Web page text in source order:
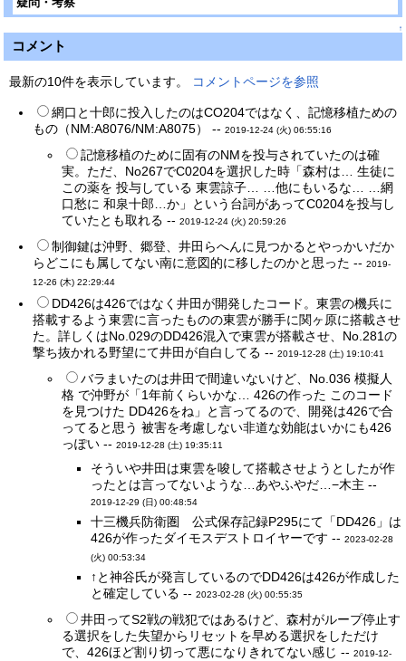
疑問・考察
↑
コメント
最新の10件を表示しています。 コメントページを参照
網口と十郎に投入したのはCO204ではなく、記憶移植ための
もの（NM:A8076/NM:A8075） --2019-12-24 (火) 06:55:16
記憶移植のために固有のNMを投与されていたのは確
実。ただ、No267でC0204を選択した時「森村は… 生徒に
この薬を 投与している 東雲諒子… …他にもいるな… …網
口愁に 和泉十郎…か」という台詞があってC0204を投与し
ていたとも取れる --2019-12-24 (火) 20:59:26
制御鍵は沖野、郷登、井田らへんに見つかるとやっかいだか
らどこにも属してない南に意図的に移したのかと思った --2019-
12-26 (木) 22:29:44
DD426は426ではなく井田が開発したコード。東雲の機兵に
搭載するよう東雲に言ったものの東雲が勝手に関ヶ原に搭載させ
た。詳しくはNo.029のDD426混入で東雲が搭載させ、No.281の
撃ち抜かれる野望にて井田が自白してる --2019-12-28 (土) 19:10:41
バラまいたのは井田で間違いないけど、No.036 模擬人
格 で沖野が「1年前くらいかな… 426の作った このコード
を見つけた DD426をね」と言ってるので、開発は426で合
ってると思う 被害を考慮しない非道な効能はいかにも426
っぽい --2019-12-28 (土) 19:35:11
そういや井田は東雲を唆して搭載させようとしたが作
ったとは言ってないような…あやふやだ…−木主 --
2019-12-29 (日) 00:48:54
十三機兵防衛圏 公式保存記録P295にて「DD426」は
426が作ったダイモスデストロイヤーです --2023-02-28
(火) 00:53:34
↑と神谷氏が発言しているのでDD426は426が作成した
と確定している --2023-02-28 (火) 00:55:35
井田ってS2戦の戦犯ではあるけど、森村がループ停止す
る選択をした失望からリセットを早める選択をしただけ
で、426ほど割り切って悪になりきれてない感じ --2019-12-